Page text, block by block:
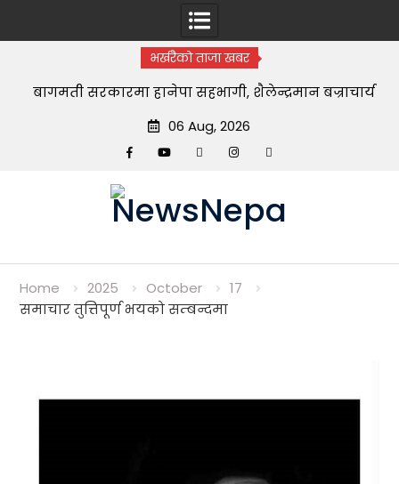
भर्खरैको ताजा खबर
बागमती सरकारमा हानेपा सहभागी, शैलेन्द्रमान बज्राचार्य
06 Aug, 2026
Home 2025 October
17
समाचार तुत्तिपूर्ण भयको सम्बन्दमा